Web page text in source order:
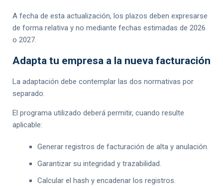
A fecha de esta actualización, los plazos deben expresarse
de forma relativa y no mediante fechas estimadas de 2026
o 2027.
Adapta tu empresa a la nueva facturación
La adaptación debe contemplar las dos normativas por
separado.
El programa utilizado deberá permitir, cuando resulte
aplicable:
Generar registros de facturación de alta y anulación.
Garantizar su integridad y trazabilidad.
Calcular el hash y encadenar los registros.